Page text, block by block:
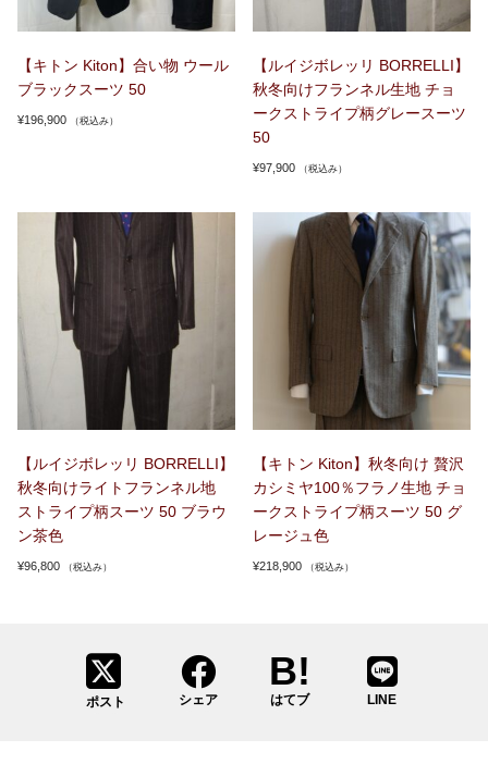
【キトン Kiton】合い物 ウール
ブラックスーツ 50
¥196,900 （税込み）
【ルイジボレッリ BORRELLI】
秋冬向けフランネル生地 チョ
ークストライプ柄グレースーツ
50
¥97,900 （税込み）
【ルイジボレッリ BORRELLI】
秋冬向けライトフランネル地
ストライプ柄スーツ 50 ブラウ
ン茶色
¥96,800 （税込み）
【キトン Kiton】秋冬向け 贅沢
カシミヤ100％フラノ生地 チョ
ークストライプ柄スーツ 50 グ
レージュ色
¥218,900 （税込み）
ポスト シェア はてブ LINE